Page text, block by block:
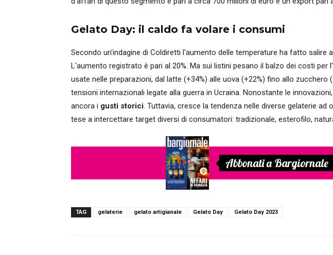
Gelato Day: il caldo fa volare i consumi
Secondo un'indagine di Coldiretti l'aumento delle temperature ha fatto salire
L'aumento registrato è pari al 20%. Ma sui listini pesano il balzo dei costi per
usate nelle preparazioni, dal latte (+34%) alle uova (+22%) fino allo zucchero
tensioni internazionali legate alla guerra in Ucraina. Nonostante le
ancora i gusti storici. Tuttavia, cresce la tendenza nelle diverse gelaterie ad
tese a intercettare target diversi di consumatori: tradizionale, esterofilo,
Abbonati a Bargiornale
TAG gelaterie gelato artigianale Gelato Day Gelato Day 2023